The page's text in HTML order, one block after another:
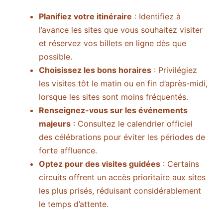
Planifiez votre itinéraire : Identifiez à
l’avance les sites que vous souhaitez visiter
et réservez vos billets en ligne dès que
possible.
Choisissez les bons horaires : Privilégiez
les visites tôt le matin ou en fin d’après-midi,
lorsque les sites sont moins fréquentés.
Renseignez-vous sur les événements
majeurs : Consultez le calendrier officiel
des célébrations pour éviter les périodes de
forte affluence.
Optez pour des visites guidées : Certains
circuits offrent un accès prioritaire aux sites
les plus prisés, réduisant considérablement
le temps d’attente.